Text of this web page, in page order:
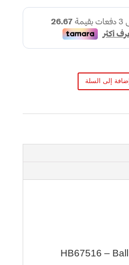
إضافة إلى السلة
HB67516 –